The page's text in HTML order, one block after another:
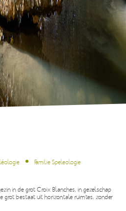
Familie Speleologie
in de grot Croix Blanches, in gezelschap
grot bestaat uit horizontale ruimtes, zonder